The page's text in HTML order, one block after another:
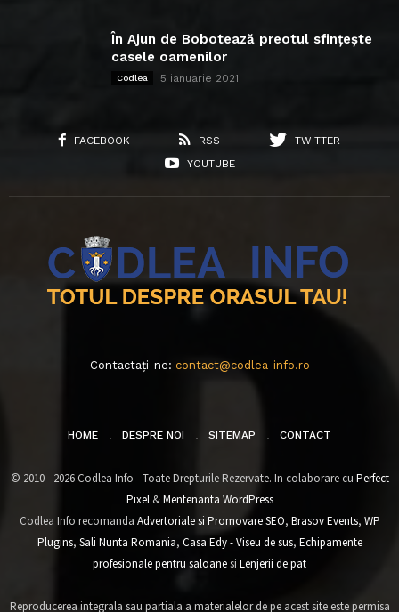
În Ajun de Bobotează preotul sfințește
casele oamenilor
Codlea 5 ianuarie 2021
FACEBOOK RSS
TWITTER
YOUTUBE
Contactați-ne: contact@codlea-info.ro
HOME DESPRE NOI SITEMAP CONTACT
© 2010 - 2026 Codlea Info - Toate Drepturile Rezervate. In colaborare cu Perfect
Pixel&Mentenanta WordPress
Codlea Info recomanda Advertoriale si Promovare SEO, Brasov Events, WP
Plugins, Sali Nunta Romania, Casa Edy - Viseu de sus, Echipamente
profesionale pentru saloanesi Lenjerii de pat
Reproducerea integrala sau partiala a materialelor de pe acest site este permisa